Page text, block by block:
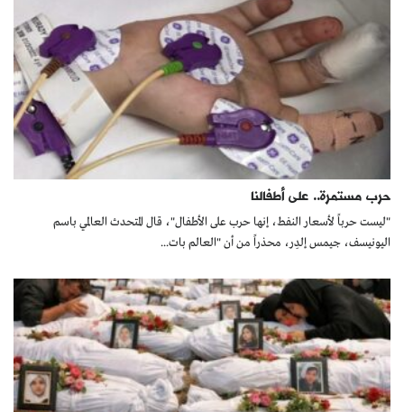
حرب مستمرة.. على أطفالنا
"ليست حرباً لأسعار النفط، إنها حرب على الأطفال"، قال المتحدث العالمي باسم
اليونيسف، جيمس إلدِر، محذراً من أن "العالم بات...